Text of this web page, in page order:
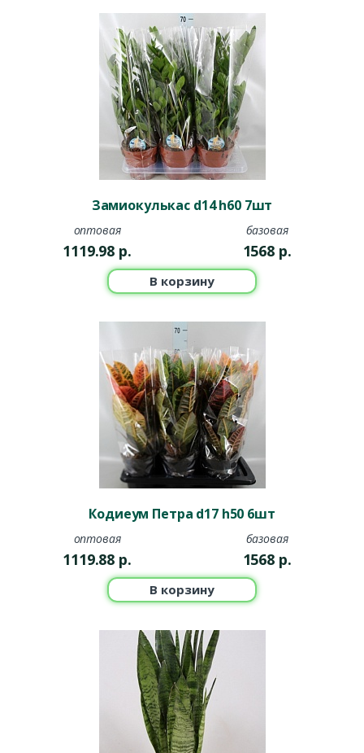
Замиокулькас d14 h60 7шт
оптовая
1119.98 р.
базовая
1568 р.
В корзину
Кодиеум Петра d17 h50 6шт
оптовая
1119.88 р.
базовая
1568 р.
В корзину